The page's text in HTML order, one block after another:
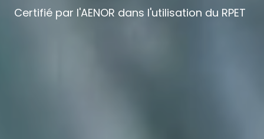
Certifié par l'AENOR dans l'utilisation du RPET